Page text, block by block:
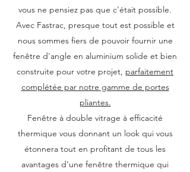
vous ne pensiez pas que c'était possible.
Avec Fastrac, presque tout est possible et
nous sommes fiers de pouvoir fournir une
fenêtre d'angle en aluminium solide et bien
construite pour votre projet, parfaitement
complétée par notre gamme de portes
pliantes.
Fenêtre à double vitrage à efficacité
thermique vous donnant un look qui vous
étonnera tout en profitant de tous les
avantages d'une fenêtre thermique qui